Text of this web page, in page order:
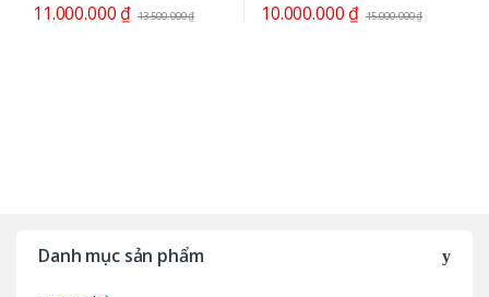
11.000.000 ₫ 13.500.000₫ 10.000.000 ₫ 15.000.000₫
Danh mục sản phẩm